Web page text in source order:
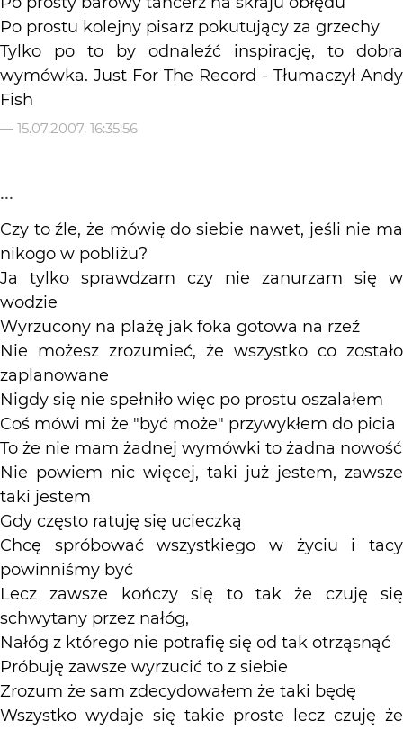
Po prostu kolejny pisarz pokutujący za grzechy
Tylko po to by odnaleźć inspirację, to dobra
wymówka. Just For The Record - Tłumaczył Andy
Fish
— 15.07.2007, 16:35:56
...
Czy to źle, że mówię do siebie nawet, jeśli nie ma
nikogo w pobliżu?
Ja tylko sprawdzam czy nie zanurzam się w
wodzie
Wyrzucony na plażę jak foka gotowa na rzeź
Nie możesz zrozumieć, że wszystko co zostało
zaplanowane
Nigdy się nie spełniło więc po prostu oszalałem
Coś mówi mi że "być może" przywykłem do picia
To że nie mam żadnej wymówki to żadna nowość
Nie powiem nic więcej, taki już jestem, zawsze
taki jestem
Gdy często ratuję się ucieczką
Chcę spróbować wszystkiego w życiu i tacy
powinniśmy być
Lecz zawsze kończy się to tak że czuję się
schwytany przez nałóg,
Nałóg z którego nie potrafię się od tak otrząsnąć
Próbuję zawsze wyrzucić to z siebie
Zrozum że sam zdecydowałem że taki będę
Wszystko wydaje się takie proste lecz czuję że